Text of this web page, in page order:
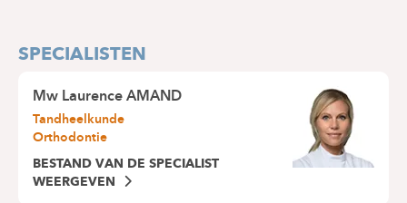
SPECIALISTEN
MwLaurence AMAND
Tandheelkunde
Orthodontie
BESTAND VAN DE SPECIALIST
WEERGEVEN